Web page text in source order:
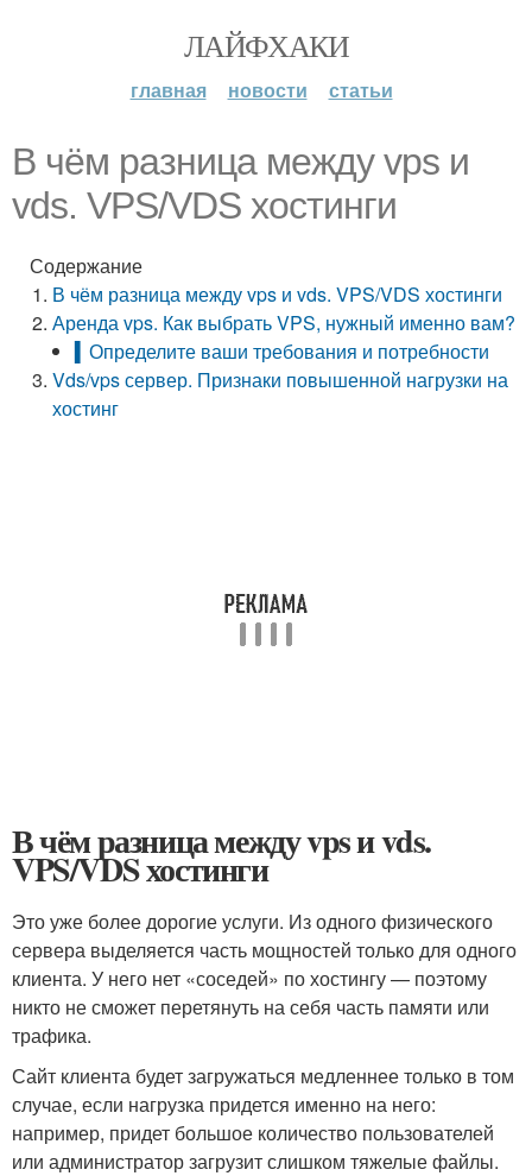
ЛАЙФХАКИ
главная новости статьи
В чём разница между vps и
vds. VPS/VDS хостинги
Содержание
В чём разница между vps и vds. VPS/VDS хостинги
Аренда vps. Как выбрать VPS, нужный именно вам?
▍Определите ваши требования и потребности
Vds/vps сервер. Признаки повышенной нагрузки на
хостинг
В чём разница между vps и vds.
VPS/VDS хостинги
Это уже более дорогие услуги. Из одного физического
сервера выделяется часть мощностей только для одного
клиента. У него нет «соседей» по хостингу — поэтому
никто не сможет перетянуть на себя часть памяти или
трафика.
Сайт клиента будет загружаться медленнее только в том
случае, если нагрузка придется именно на него:
например, придет большое количество пользователей
или администратор загрузит слишком тяжелые файлы.